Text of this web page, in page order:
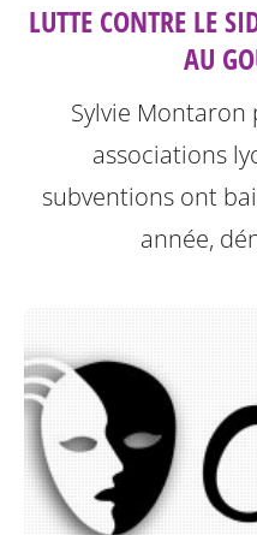
LUTTE CONTRE LE
AU
Sylvie Montaron
associations
subventions ont
année,